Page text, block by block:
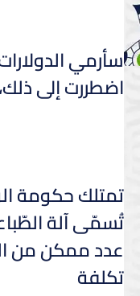
سأرمي
اضطررت إلى
تمتلك حكومة
تُسمّى آلة
عدد ممكن من
تكلفة